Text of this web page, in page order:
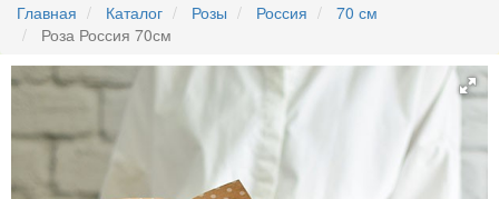
Главная Каталог Розы Россия
70 см
Роза Россия 70см